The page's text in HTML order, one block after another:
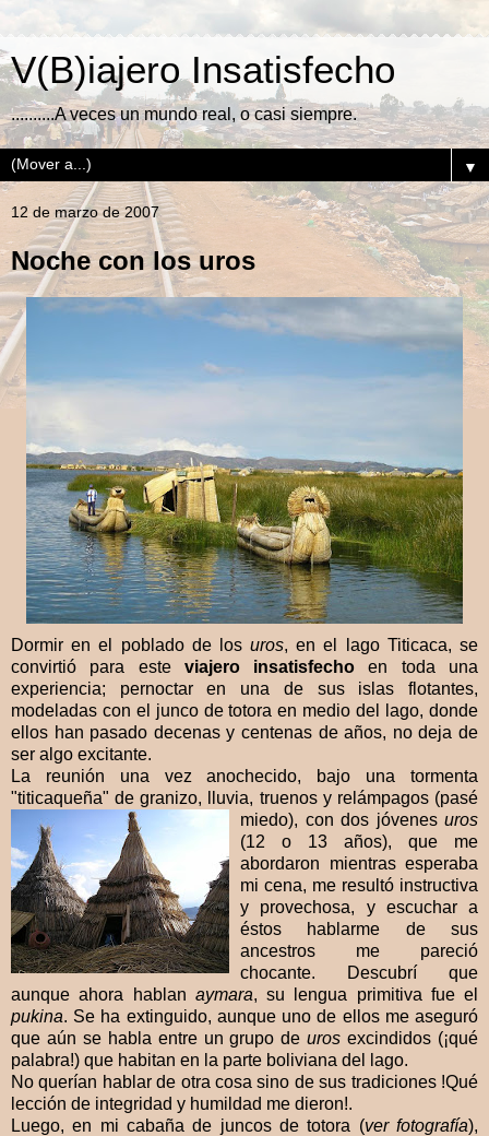
V(B)iajero Insatisfecho
..........A veces un mundo real, o casi siempre.
▼
12 de marzo de 2007
Noche con los uros
Dormir en el poblado de losuros, en el lago Titicaca, se
convirtió para este viajero insatisfecho en toda una
experiencia; pernoctar en una de sus islas flotantes,
modeladas con el junco de totora en medio del lago, donde
ellos han pasado decenas y centenas de años, no deja de
ser algo excitante.
La reunión una vez anochecido, bajo una tormenta
"titicaqueña" de granizo, lluvia, truenos y relámpagos (pasé
miedo), con dos jóvenes uros
(12 o 13 años), que me
abordaron mientras esperaba
mi cena, me resultó instructiva
y provechosa, y escuchar a
éstos hablarme de sus
ancestros me pareció
chocante. Descubrí que
aunque ahora hablan aymara, su lengua primitiva fue el
pukina. Se ha extinguido, aunque uno de ellos me aseguró
que aún se habla entre un grupo deuros excindidos (¡qué
palabra!) que habitan en la parte boliviana del lago.
No querían hablar de otra cosa sino de sus tradiciones !Qué
lección de integridad y humildad me dieron!.
Luego, en mi cabaña de juncos de totora (ver fotografía),